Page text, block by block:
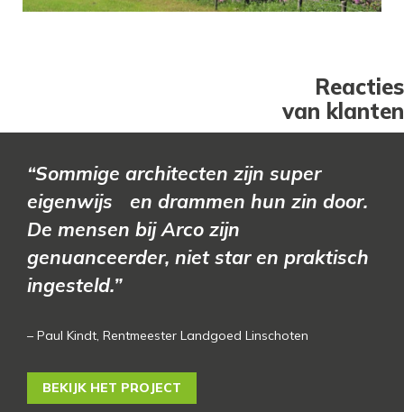
Reacties
van klanten
“Sommige architecten zijn super
eigenwijs en drammen hun zin door.
De mensen bij Arco zijn
genuanceerder, niet star en praktisch
ingesteld.”
– Paul Kindt, Rentmeester Landgoed Linschoten
BEKIJK HET PROJECT